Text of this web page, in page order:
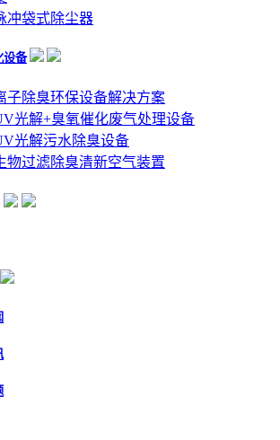
冲袋式除尘器
设备
子除臭环保设备解决方案
光解+臭氧催化废气处理设备
光解污水除臭设备
物过滤除臭清新空气装置